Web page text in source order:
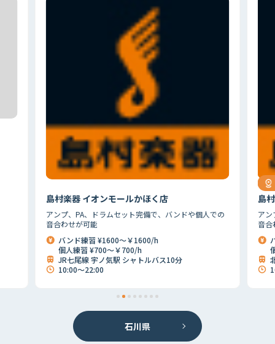
北海道 東海
島村楽器 イオンモールかほく店
アンプ、PA、ドラムセット完備で、バンドや個人での
音合わせが可能
バンド練習 ¥1600～￥1600/h
個人練習 ¥700～￥700/h
JR七尾線 宇ノ気駅 シャトルバス10分
10:00～22:00
金
島村
アンプ
音合わ
バン
個
北
石川県